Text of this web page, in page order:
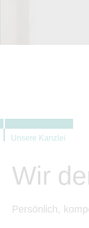
Unsere Kanzlei
Wir
Persönlich,